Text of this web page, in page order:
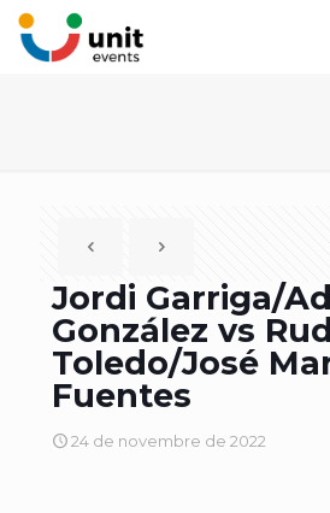
Jordi Garriga/
González vs
Toledo/José
Fuentes
24 de novembre de 2022